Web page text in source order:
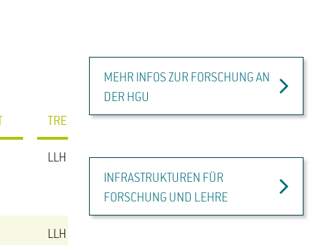
TREFFPUNKT
LLH Kräutergewächshaus
LLH Kräutergewächshaus
MEHR INFOS ZUR FORSCHUNG AN
DER HGU
INFRASTRUKTUREN FÜR
FORSCHUNG UND LEHRE